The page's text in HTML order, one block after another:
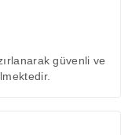
güvenli ve